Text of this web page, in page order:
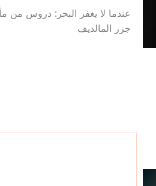
عندما لا يغفر البحر: دروس من
جزر المالديف